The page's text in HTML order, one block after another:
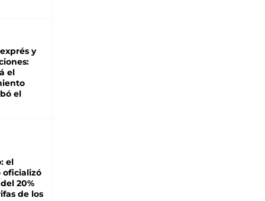
y
el
el
el
oficializó
20%
de los